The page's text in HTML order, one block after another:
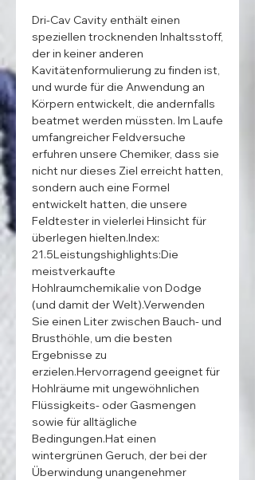
Dri-Cav Cavity enthält einen
speziellen trocknenden Inhaltsstoff,
der in keiner anderen
Kavitätenformulierung zu finden ist,
und wurde für die Anwendung an
Körpern entwickelt, die andernfalls
beatmet werden müssten. Im Laufe
umfangreicher Feldversuche
erfuhren unsere Chemiker, dass sie
nicht nur dieses Ziel erreicht hatten,
sondern auch eine Formel
entwickelt hatten, die unsere
Feldtester in vielerlei Hinsicht für
überlegen hielten.Index:
21.5Leistungshighlights:Die
meistverkaufte
Hohlraumchemikalie von Dodge
(und damit der Welt).Verwenden
Sie einen Liter zwischen Bauch- und
Brusthöhle, um die besten
Ergebnisse zu
erzielen.Hervorragend geeignet für
Hohlräume mit ungewöhnlichen
Flüssigkeits- oder Gasmengen
sowie für alltägliche
Bedingungen.Hat einen
wintergrünen Geruch, der bei der
Überwindung unangenehmer